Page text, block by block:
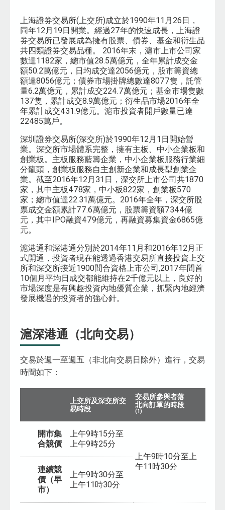
上海證券交易所(上交所)成立於1990年11月26日，
同年12月19日開業。經過27年的快速成長，上海證
券交易所已發展成為擁有股票、債券、基金和衍生品
共四類證券交易品種。 2016年末，滬市上市公司家
數達1182家，總市值28.5萬億元，全年累計成交金
額50.2萬億元，日均成交達2056億元，股市籌資總
額達8056億元；債券市場掛牌總數達8077隻，託管
量6.2萬億元，累計成交224.7萬億元；基金市場隻數
137隻，累計成交8.9萬億元；衍生品市場2016年全
年累計成交431.9億元。滬市投資者開戶數量已達
22485萬戶。
深圳證券交易所(深交所)於1990年12月1日開始營
業。深交所市場體系完整，擁有主板、中小企業板和
創業板。主板服務藍籌企業，中小企業板服務行業細
分龍頭，創業板服務自主創新企業和成長型創業企
業。截至2016年12月31日，深交所上市公司共1870
家，其中主板478家，中小板822家，創業板570
家；總市值達22.31萬億元。2016年全年，深交所股
票成交金額累計77.6萬億元，股票籌資額7344億
元，其中IPO融資479億元，再融資募集資金6865億
元。
滬港通和深港通分別於2014年11月和2016年12月正
式開通，投資者現在能透過香港交易所直接投資上交
所和深交所接近1900間合資格上市公司,2017年間首
10個月平均日成交都能維持在2千億元以上，良好的
市場深度是有興趣投資內地優質企業，抓緊內地經濟
發展機遇的投資者的強心針。
滬深港通（北向交易）
交易於週一至週五（非北向交易日除外）進行，交易
時間如下：
上交所及深交所交
易時段
交易所參與者落
北向訂單的時段
(1)
開市集
合競價
上午9時15分至
上午9時25分
上午9時10分至上
午11時30分
連續競
價（早
市）
上午9時30分至
上午11時30分